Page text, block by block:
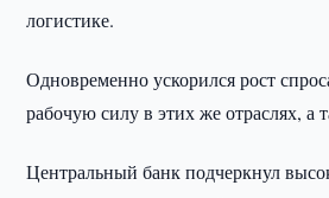
логистике.
Одновременно ускорился рост
рабочую силу в этих же отраслях, а
Центральный банк подчеркнул